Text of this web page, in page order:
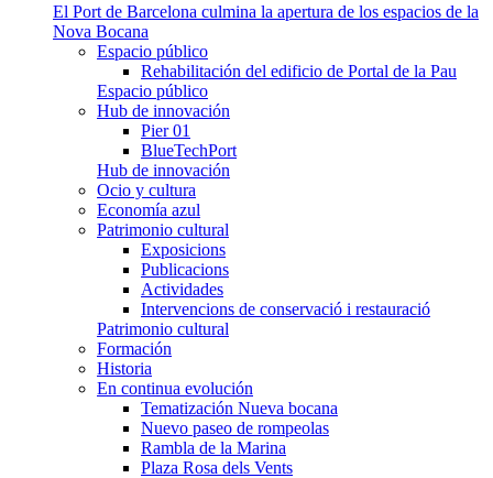
El Port de Barcelona culmina la apertura de los espacios de la
Nova Bocana
Espacio público
Rehabilitación del edificio de Portal de la Pau
Espacio público
Hub de innovación
Pier 01
BlueTechPort
Hub de innovación
Ocio y cultura
Economía azul
Patrimonio cultural
Exposicions
Publicacions
Actividades
Intervencions de conservació i restauració
Patrimonio cultural
Formación
Historia
En continua evolución
Tematización Nueva bocana
Nuevo paseo de rompeolas
Rambla de la Marina
Plaza Rosa dels Vents